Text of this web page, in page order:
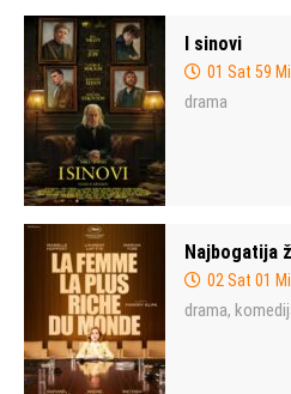
I sinovi
01 Sat 59
drama
Najbogatija
02 Sat 01
drama,